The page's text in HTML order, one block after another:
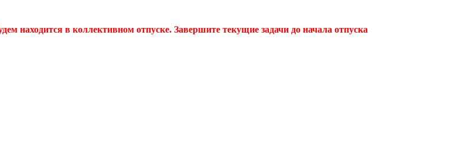
находится в коллективном отпуске. Завершите текущие задачи до начала отпуска